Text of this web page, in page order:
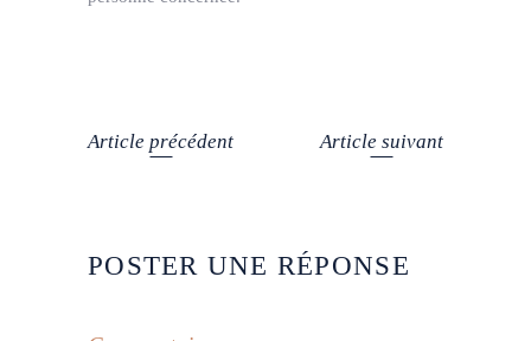
Article précédent Article suivant
POSTER UNE RÉPONSE